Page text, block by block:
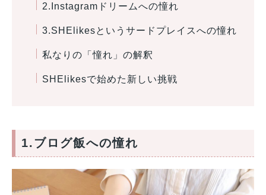
2.Instagramドリームへの憧れ
3.SHElikesというサードプレイスへの憧れ
私なりの「憧れ」の解釈
SHElikesで始めた新しい挑戦
1.ブログ飯への憧れ